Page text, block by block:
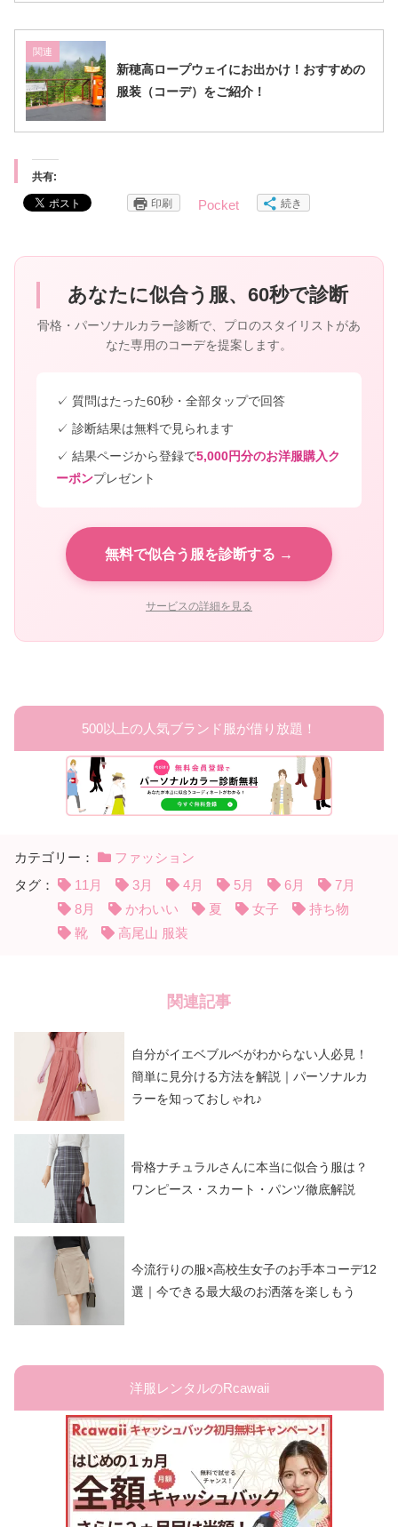
関連
新穂高ロープウェイにお出かけ！おすすめの
服装（コーデ）をご紹介！
共有:
印刷 Pocket 続き
あなたに似合う服、60秒で診断
骨格・パーソナルカラー診断で、プロのスタイリストがあ
なた専用のコーデを提案します。
✓ 質問はたった60秒・全部タップで回答
✓ 診断結果は無料で見られます
✓ 結果ページから登録で5,000円分のお洋服購入ク
ーポンプレゼント
無料で似合う服を診断する →
サービスの詳細を見る
500以上の人気ブランド服が借り放題！
カテゴリー：
ファッション
タグ：
11月 3月 4月 5月 6月
7月
8月
かわいい 夏 女子
持ち物
靴
高尾山 服装
関連記事
自分がイエベブルベがわからない人必見！
簡単に見分ける方法を解説｜パーソナルカ
ラーを知っておしゃれ♪
骨格ナチュラルさんに本当に似合う服は？
ワンピース・スカート・パンツ徹底解説
今流行りの服×高校生女子のお手本コーデ12
選｜今できる最大級のお洒落を楽しもう
洋服レンタルのRcawaii